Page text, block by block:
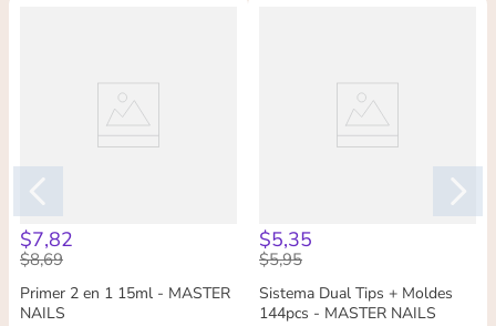
$7,82
$8,69
Primer 2 en 1 15ml - MASTER
NAILS
$5,35
$5,95
Sistema Dual Tips + Moldes
144pcs - MASTER NAILS